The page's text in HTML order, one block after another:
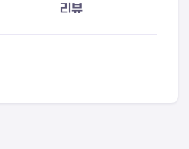
리뷰